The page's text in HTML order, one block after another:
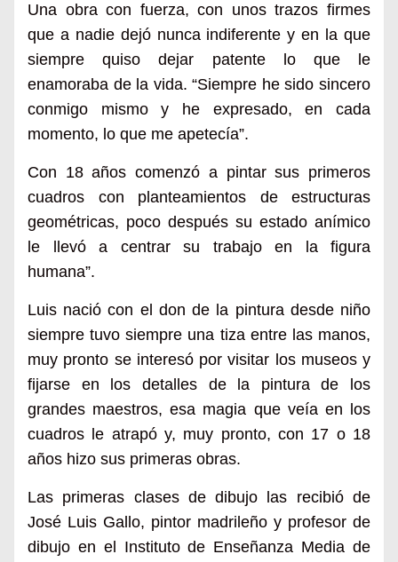
Una obra con fuerza, con unos trazos firmes
que a nadie dejó nunca indiferente y en la que
siempre quiso dejar patente lo que le
enamoraba de la vida. “Siempre he sido sincero
conmigo mismo y he expresado, en cada
momento, lo que me apetecía”.
Con 18 años comenzó a pintar sus primeros
cuadros con planteamientos de estructuras
geométricas, poco después su estado anímico
le llevó a centrar su trabajo en la figura
humana”.
Luis nació con el don de la pintura desde niño
siempre tuvo siempre una tiza entre las manos,
muy pronto se interesó por visitar los museos y
fijarse en los detalles de la pintura de los
grandes maestros, esa magia que veía en los
cuadros le atrapó y, muy pronto, con 17 o 18
años hizo sus primeras obras.
Las primeras clases de dibujo las recibió de
José Luis Gallo, pintor madrileño y profesor de
dibujo en el Instituto de Enseñanza Media de